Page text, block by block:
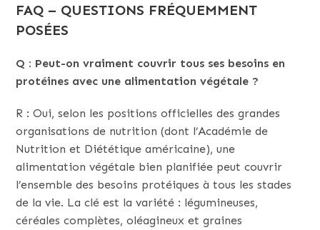
FAQ – QUESTIONS FRÉQUEMMENT
POSÉES
Q : Peut-on vraiment couvrir tous ses besoins en
protéines avec une alimentation végétale ?
R : Oui, selon les positions officielles des grandes
organisations de nutrition (dont l’Académie de
Nutrition et Diététique américaine), une
alimentation végétale bien planifiée peut couvrir
l’ensemble des besoins protéiques à tous les stades
de la vie. La clé est la variété : légumineuses,
céréales complètes, oléagineux et graines